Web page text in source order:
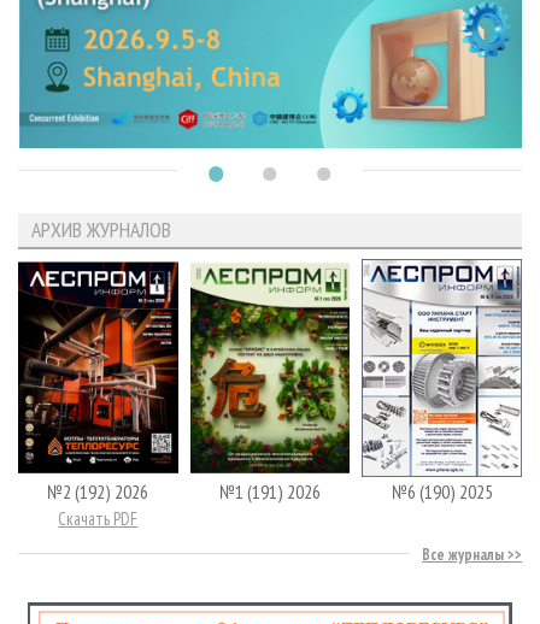
АРХИВ ЖУРНАЛОВ
№2 (192) 2026
Скачать PDF
№1 (191) 2026 №6 (190) 2025
Все журналы